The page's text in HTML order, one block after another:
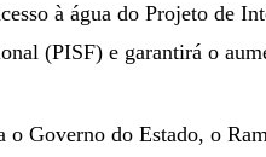
à água do Projeto de
(PISF) e garantirá o
o Governo do Estado, o